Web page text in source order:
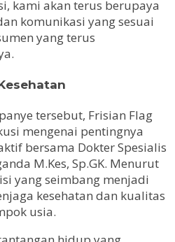
kami akan terus berupaya
komunikasi yang sesuai
yang terus
tersebut, Frisian Flag
mengenai pentingnya
bersama Dokter Spesialis
M.Kes, Sp.GK. Menurut
yang seimbang menjadi
kesehatan dan kualitas
usia.